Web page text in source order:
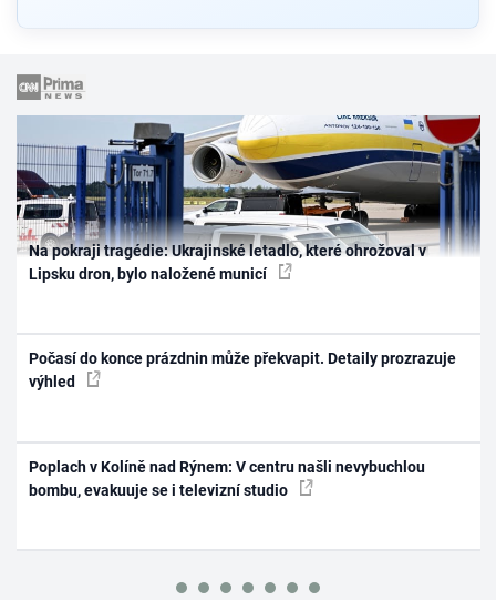
Na pokraji tragédie: Ukrajinské letadlo, které ohrožoval v
Lipsku dron, bylo naložené municí
Počasí do konce prázdnin může překvapit. Detaily prozrazuje
výhled
Poplach v Kolíně nad Rýnem: V centru našli nevybuchlou
bombu, evakuuje se i televizní studio